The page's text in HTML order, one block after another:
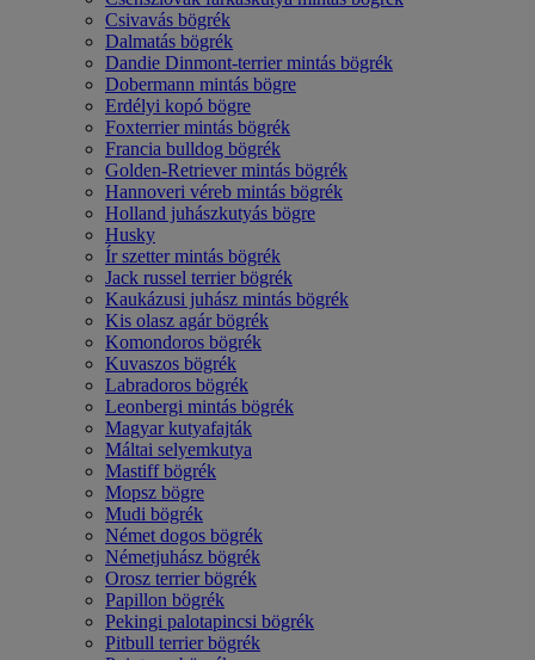
Csivavás bögrék
Dalmatás bögrék
Dandie Dinmont-terrier mintás bögrék
Dobermann mintás bögre
Erdélyi kopó bögre
Foxterrier mintás bögrék
Francia bulldog bögrék
Golden-Retriever mintás bögrék
Hannoveri véreb mintás bögrék
Holland juhászkutyás bögre
Husky
Ír szetter mintás bögrék
Jack russel terrier bögrék
Kaukázusi juhász mintás bögrék
Kis olasz agár bögrék
Komondoros bögrék
Kuvaszos bögrék
Labradoros bögrék
Leonbergi mintás bögrék
Magyar kutyafajták
Máltai selyemkutya
Mastiff bögrék
Mopsz bögre
Mudi bögrék
Német dogos bögrék
Németjuhász bögrék
Orosz terrier bögrék
Papillon bögrék
Pekingi palotapincsi bögrék
Pitbull terrier bögrék